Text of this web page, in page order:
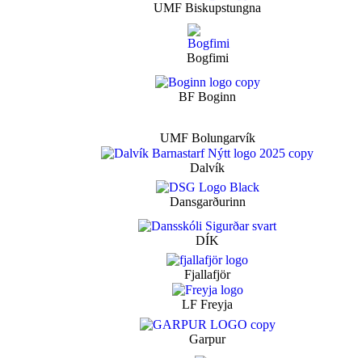
UMF Biskupstungna
Bogfimi
BF Boginn
UMF Bolungarvík
Dalvík
Dansgarðurinn
DÍK
Fjallafjör
LF Freyja
Garpur